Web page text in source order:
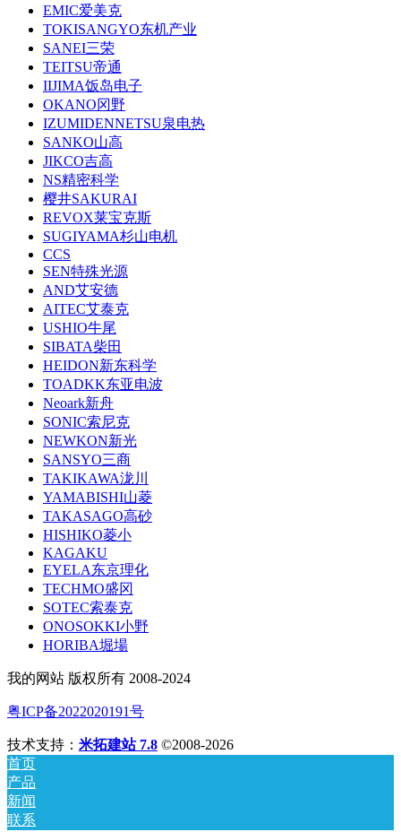
EMIC爱美克
TOKISANGYO东机产业
SANEI三荣
TEITSU帝通
IIJIMA饭岛电子
OKANO冈野
IZUMIDENNETSU泉电热
SANKO山高
JIKCO吉高
NS精密科学
樱井SAKURAI
REVOX莱宝克斯
SUGIYAMA杉山电机
CCS
SEN特殊光源
AND艾安德
AITEC艾泰克
USHIO牛尾
SIBATA柴田
HEIDON新东科学
TOADKK东亚电波
Neoark新舟
SONIC索尼克
NEWKON新光
SANSYO三商
TAKIKAWA泷川
YAMABISHI山菱
TAKASAGO高砂
HISHIKO菱小
KAGAKU
EYELA东京理化
TECHMO盛冈
SOTEC索泰克
ONOSOKKI小野
HORIBA堀場
我的网站 版权所有 2008-2024
粤ICP备2022020191号
技术支持： 米拓建站 7.8 ©2008-2026
首页
产品
新闻
联系